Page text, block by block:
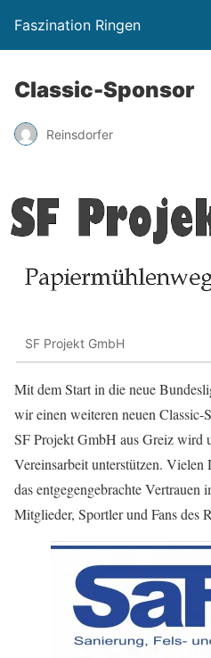
Faszination Ringen
Classic-Sponsor
Reinsdorfer
SF Projekt GmbH
Mit dem Start in die neue
wir einen weiteren neuen Classic-
SF Projekt GmbH aus Greiz wird
Vereinsarbeit unterstützen.
das entgegengebrachte Vertrauen
Mitglieder, Sportler und Fans des